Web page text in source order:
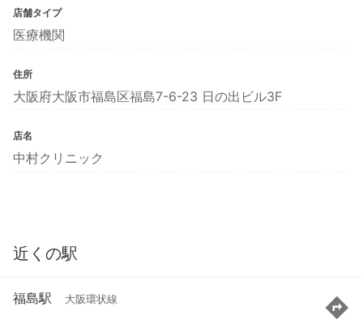
店舗タイプ
医療機関
住所
大阪府大阪市福島区福島7-6-23 日の出ビル3F
店名
中村クリニック
近くの駅
福島駅 大阪環状線